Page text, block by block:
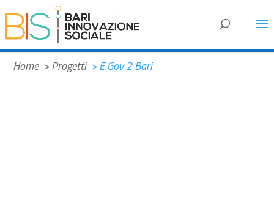
Home > Progetti > E Gov 2 Bari